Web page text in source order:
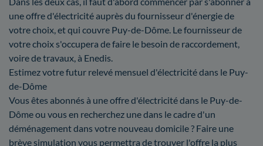
une offre d'électricité auprès du fournisseur d'énergie de
votre choix, et qui couvre Puy-de-Dôme. Le fournisseur de
votre choix s'occupera de faire le besoin de raccordement,
voire de travaux, à Enedis.
Estimez votre futur relevé mensuel d'électricité dans le Puy-
de-Dôme
Vous êtes abonnés à une offre d'électricité dans le Puy-de-
Dôme ou vous en recherchez une dans le cadre d'un
déménagement dans votre nouveau domicile ? Faire une
brève simulation vous permettra de trouver l'offre la plus